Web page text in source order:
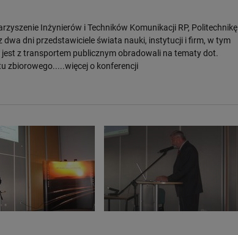
Inżynierów i Techników Komunikacji RP, Politechnikę
dni przedstawiciele świata nauki, instytucji i firm, w tym
jest z transportem publicznym obradowali na tematy dot.
zbiorowego.....więcej o konferencji